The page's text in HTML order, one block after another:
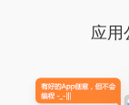
应用